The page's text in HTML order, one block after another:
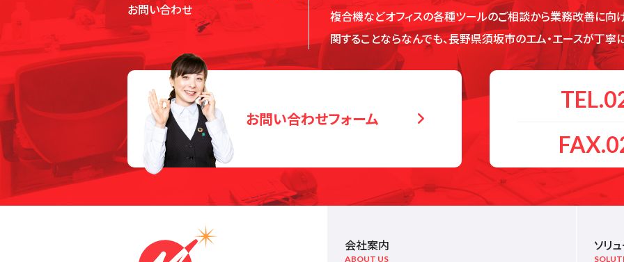
お問い合わせ
複合機などオフィスの各種ツールのご相談から業務改善に向け
関することならなんでも、長野県須坂市のエム・エースが丁寧
お問い合わせフォーム 
会社案内
ABOUT US
ソリ